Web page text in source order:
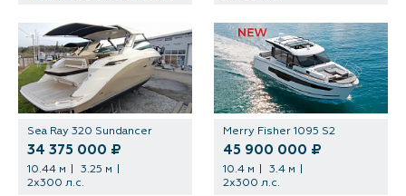
Sea Ray 320 Sundancer
34 375 000 ₽
10.44 м
3.25 м
2х300 л.с.
Merry Fisher 1095 S2
45 900 000 ₽
10.4 м
3.4 м
2х300 л.с.